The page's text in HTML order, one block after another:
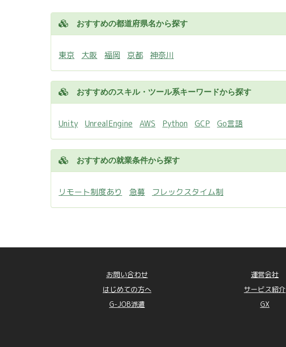
おすすめの都道府県名から探す
東京 大阪 福岡 京都 神奈川
おすすめのスキル・ツール系キーワードから探す
Unity UnrealEngine AWS Python GCP Go言語
おすすめの就業条件から探す
リモート制度あり 急募 フレックスタイム制
お問い合わせ 運営会社
はじめての方へ
サービス紹介
G-JOB派遣
GX